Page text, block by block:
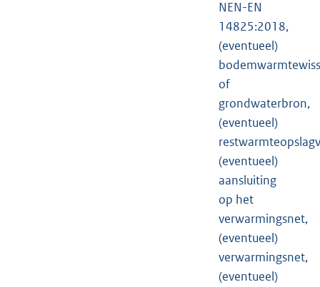
NEN-EN
14825:2018,
(eventueel)
of
grondwaterbron,
(eventueel)
(eventueel)
aansluiting
op het
verwarmingsnet,
(eventueel)
verwarmingsnet,
(eventueel)